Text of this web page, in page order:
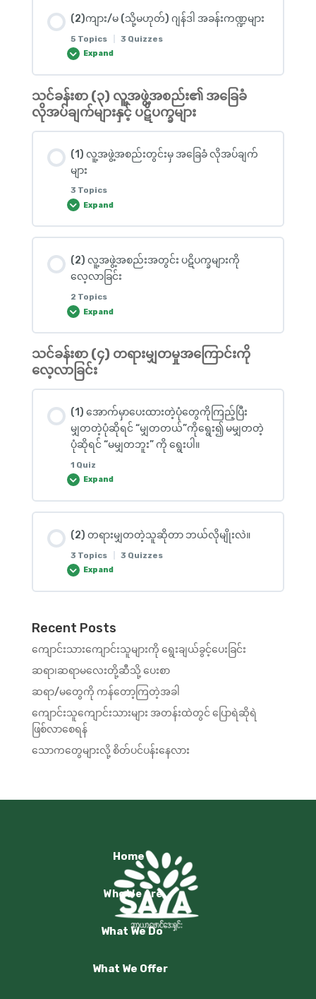
အသိုက်အဝန်း (Community) လေးတွေကို လေ့လာကြ
(3) Image Pairing
(4) Multiple Choice
အောက်မှာပေးထားတဲ့ ပုံတွေကိုကြည့်ပြီး အဖြေမှန် ရွေးကြ
(5) Image Pairing
0% COMPLETE 0/2 Steps
ကိုယ်နဲ့ ကိုက်ညီတာတွေကို ရွေးကြမယ်။
(2) မိသားစုနဲ့ပတ်သက်ပြီး ကိုယ့်ကိုယ်ကိုယ် ပြန်လည်
သုံးသပ်ကြည့်ကြမယ်။ ကိုယ့်ရဲ့ခံစားချက်ကို ရွေးကြမယ်။
(2)ကျား/မ (သို့မဟုတ်) ဂျန်ဒါ အခန်းကဏ္ဍများ
5 Topics 3 Quizzes
Expand
Lesson Content
0% COMPLETE 0/5 Steps
(1) ကျား/မ (သို့) ဂျန်ဒါ
အောက်မှာပေးထားတဲ့ အချက်တစ်ချက်ချင်းစီကို ဖတ်ပြီး
သက်ဆိုင်တယ်လို့ထင်တဲ့ ဂျန်ဒါကို ရွေးကြမယ်။
(3) Select the words
Multiple Choice
(4) ကျား/မ (သို့) ဂျန်ဒါသတ်မှတ်ချက်များ
Multiple Choice
(5) လူ့အဖွဲ့အစည်းတွင်းမှ ကျွန်တော်
သင်ခန်းစာ (၃) လူ့အဖွဲ့အစည်း၏ အခြေခံ
လိုအပ်ချက်များနှင့် ပဋိပက္ခများ
(1) လူ့အဖွဲ့အစည်းတွင်းမှ အခြေခံ လိုအပ်ချက်
များ
3 Topics
Expand
0% COMPLETE 0/3 Steps
(1) လူ့အဖွဲ့အစည်းတွင်းမှ အခြေခံ လိုအပ်ချက်များ ကို
လေ့လာကြမယ်
(2) အောက်မှာပေးထားတဲ့ပုံတွေထဲက ကိုယ့်အတွက်
လိုအပ်တဲ့အရာနဲ့ လိုချင်တဲ့အရာကို ခွဲကြမယ်။
(3) အောက်မှာပေးထားတဲ့စာတွေကိုဖတ်ပြီး ထိတွေ့
ကိုင်တွယ်လို့ရတဲ့အရာတွေနဲ့ ထိတွေ့ကိုင်တွယ်လို့မရ တဲ့
အရာတွေကိုခွဲကြမယ်။
(2) လူ့အဖွဲ့အစည်းအတွင်း ပဋိပက္ခများကို
လေ့လာခြင်း
2 Topics
Expand
Lesson Content
0% COMPLETE
(1) ပဋိပက္ခအမျိုးအစားများ
(2) အောက်မှာပေးထားတဲ့မေးခွန်းတွေကိုဖတ်ပြီး ဘယ်လို
အကြောင်းအရာကြောင့် ဖြစ်လာရတဲ့ ပြဿနာ (ပဋိပက္ခ)
လဲဆိုတာ ပေးထားတဲ့ အကြောင်းအရာများကို ကြည့်ပြီး
သင်ခန်းစာ (၄) တရားမျှတမှုအကြောင်းကို
လေ့လာခြင်း
(1) အောက်မှာပေးထားတဲ့ပုံတွေကိုကြည့်ပြီး
မျှတတဲ့ပုံဆိုရင် “မျှတတယ်”ကိုရွေး၍ မမျှတတဲ့
ပုံဆိုရင် “မမျှတဘူး” ကို ရွေးပါ။
1 Quiz
Expand
(2) တရားမျှတတဲ့သူဆိုတာ ဘယ်လိုမျိုးလဲ။
3 Topics 3 Quizzes
Expand
0% COMPLETE
(1) ဆရာမဖြူဖြူနှင့် ဆရာမအေးအေး
Multiple Choice
(3) သင်ခန်းစာနဲ့ပတ်သက်တဲ့ နောက်ထပ်မေးခွန်းတွေကို
ဖြေပြီး ကိုယ်နဲ့ ကိုက်ညီတာကို ရွေးပါ။ (Multiple
Recent Posts
ကျောင်းသားကျောင်းသူများကို ရွေးချယ်ခွင့်ပေးခြင်း
ဆရာ၊ဆရာမလေးတို့ဆီသို့ ပေးစာ
ဆရာ/မတွေကို ကန်တော့ကြတဲ့အခါ
ကျောင်းသူကျောင်းသားများ အတန်းထဲတွင် ပြောရဲဆိုရဲ
ဖြစ်လာစေရန်
သောကတွေများလို့ စိတ်ပင်ပန်းနေလား
Home
Who We Are
What We Do
What We Offer